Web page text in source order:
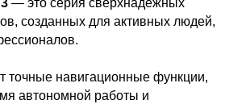
— это серия сверхнадёжных
созданных для активных людей,
точные навигационные функции,
автономной работы и